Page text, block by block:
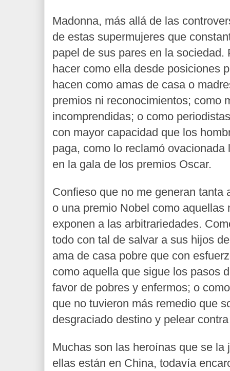
Madonna, más allá de las
de estas supermujeres que
papel de sus pares en la sociedad.
hacer como ella desde posiciones
hacen como amas de casa o
premios ni reconocimientos; como
incomprendidas; o como
con mayor capacidad que los
paga, como lo reclamó
en la gala de los premios Oscar.
Confieso que no me generan tanta
o una premio Nobel como aquellas
exponen a las arbitrariedades.
todo con tal de salvar a sus hijos
ama de casa pobre que con
como aquella que sigue los pasos
favor de pobres y enfermos; o
que no tuvieron más remedio que
desgraciado destino y pelear
Muchas son las heroínas que se la
ellas están en China, todavía